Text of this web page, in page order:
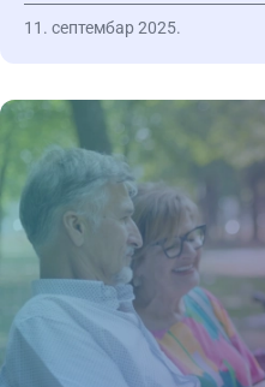
11. септембар 2025.